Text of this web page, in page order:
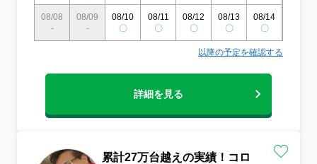
08/08
-
08/09
-
08/10
〇
08/11
〇
08/12
〇
08/13
〇
08/14
〇
以降の予定を確認する
詳細を見る
累計27万台越えの実績！コロ